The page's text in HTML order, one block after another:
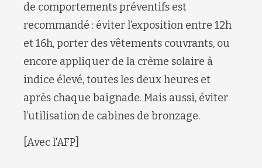
de comportements préventifs est
recommandé : éviter l’exposition entre 12h
et 16h, porter des vêtements couvrants, ou
encore appliquer de la crème solaire à
indice élevé, toutes les deux heures et
après chaque baignade. Mais aussi, éviter
l’utilisation de cabines de bronzage.
[Avec l'AFP]